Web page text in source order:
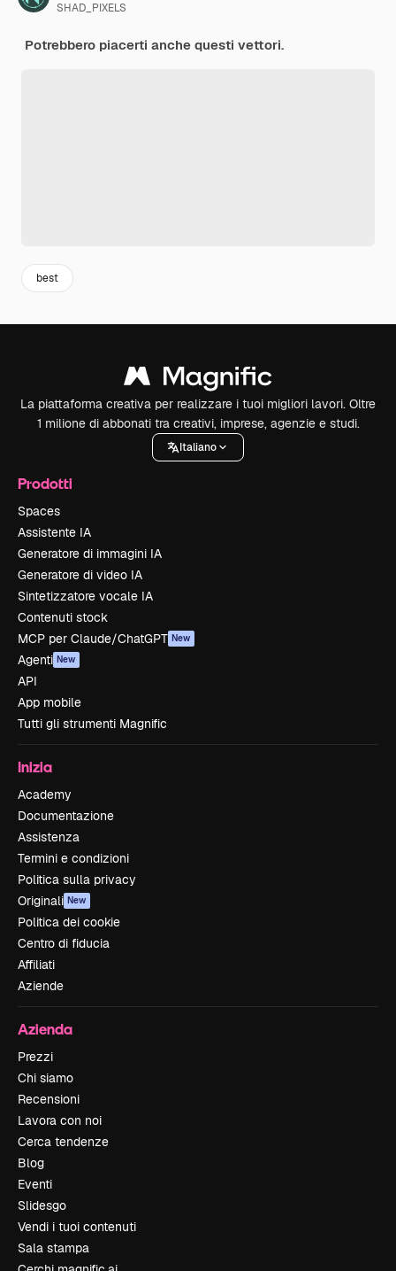
SHAD_PIXELS
Potrebbero piacerti anche questi vettori.
best
La piattaforma creativa per realizzare i tuoi migliori lavori. Oltre
1 milione di abbonati tra creativi, imprese, agenzie e studi.
Italiano
Prodotti
Spaces
Assistente IA
Generatore di immagini IA
Generatore di video IA
Sintetizzatore vocale IA
Contenuti stock
MCP per Claude/ChatGPT New
Agenti New
API
App mobile
Tutti gli strumenti Magnific
Inizia
Academy
Documentazione
Assistenza
Termini e condizioni
Politica sulla privacy
Originali New
Politica dei cookie
Centro di fiducia
Affiliati
Aziende
Azienda
Prezzi
Chi siamo
Recensioni
Lavora con noi
Cerca tendenze
Blog
Eventi
Slidesgo
Vendi i tuoi contenuti
Sala stampa